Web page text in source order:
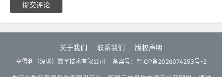
提交评论
关于我们 联系我们 版权声明
亨得利（深圳）数字技术有限公司 备案号： 粤ICP备2026074253号-2